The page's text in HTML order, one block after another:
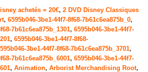
achetés = 20€, 2 DVD Disney Classiques
, 6595b046-3be1-44f7-8f68-7b61c6ea875b_0,
7b61c6ea875b_1301, 6595b046-3be1-44f7-
, 6595b046-3be1-44f7-8f68-
3be1-44f7-8f68-7b61c6ea875b_3701,
7b61c6ea875b_6001, 6595b046-3be1-44f7-
, Animation, Arborist Merchandising Root,